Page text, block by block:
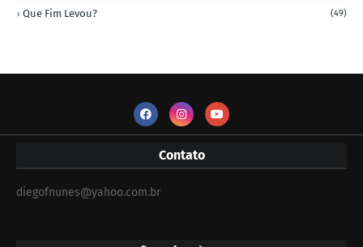
Que Fim Levou? (49)
Contato
diegofnunes@yahoo.com.br